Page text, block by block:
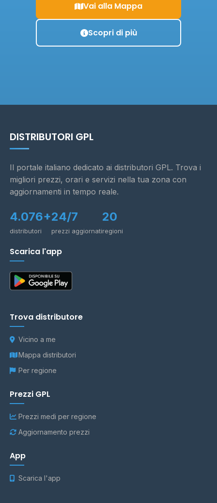
Vai alla Mappa
Scopri di più
DISTRIBUTORI GPL
Il portale italiano dedicato ai distributori GPL. Trova i
migliori prezzi, orari e servizi nella tua zona con
aggiornamenti in tempo reale.
4.076+
distributori
24/7
prezzi aggiornati
20
regioni
Scarica l'app
Trova distributore
Vicino a me
Mappa distributori
Per regione
Prezzi GPL
Prezzi medi per regione
Aggiornamento prezzi
App
Scarica l'app